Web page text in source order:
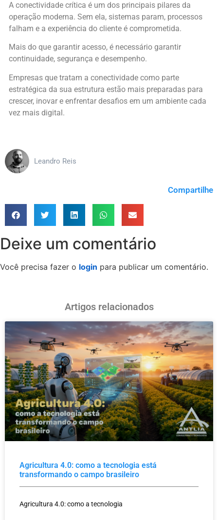
A conectividade crítica é um dos principais pilares da
operação moderna. Sem ela, sistemas param, processos
falham e a experiência do cliente é comprometida.
Mais do que garantir acesso, é necessário garantir
continuidade, segurança e desempenho.
Empresas que tratam a conectividade como parte
estratégica da sua estrutura estão mais preparadas para
crescer, inovar e enfrentar desafios em um ambiente cada
vez mais digital.
Leandro Reis
Compartilhe
Deixe um comentário
Você precisa fazer o login para publicar um comentário.
Artigos relacionados
Agricultura 4.0: como a tecnologia está
transformando o campo brasileiro
Agricultura 4.0: como a tecnologia